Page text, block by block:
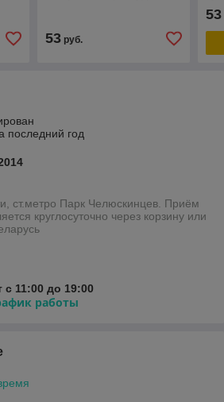
53руб.
53
последний год
ст.метро Парк Челюскинцев. Приём
круглосуточно через корзину или
с 11:00 до 19:00
работы